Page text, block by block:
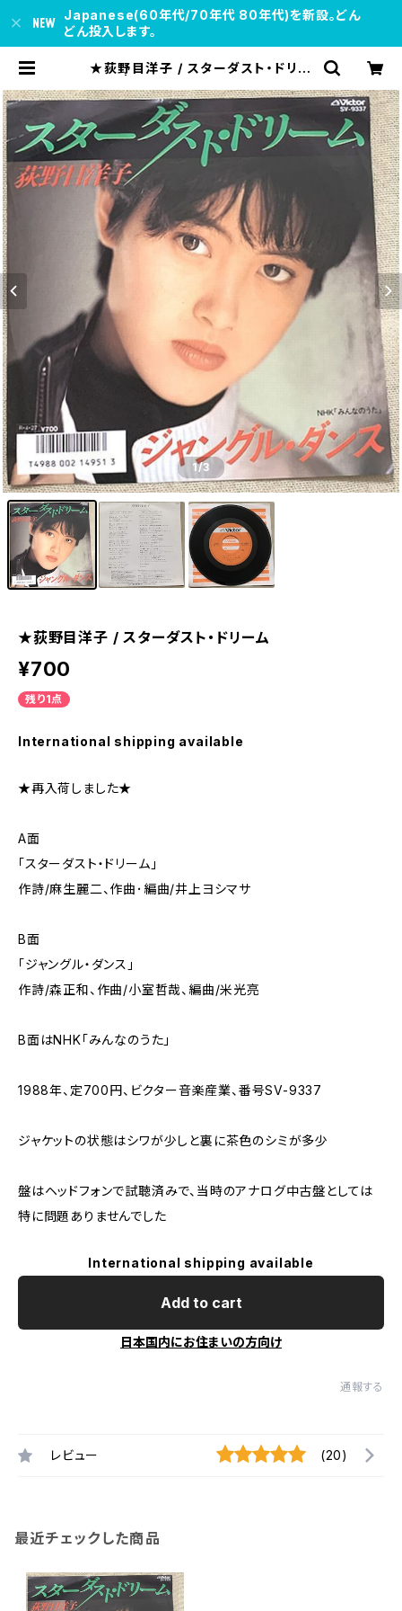
Japanese(60年代/70年代 80年代)を新設。どん
どん投入します。
★荻野目洋子 / スターダスト・ドリー
1/3
★荻野目洋子 / スターダスト・ドリーム
¥700
残り1点
International shipping available
★再入荷しました★
A面
「スターダスト・ドリーム」
作詩/麻生麗二、作曲･編曲/井上ヨシマサ
B面
「ジャングル・ダンス」
作詩/森正和、作曲/小室哲哉、編曲/米光亮
B面はNHK「みんなのうた」
1988年、定700円、ビクター音楽産業、番号SV-9337
ジャケットの状態はシワが少しと裏に茶色のシミが多少
盤はヘッドフォンで試聴済みで、当時のアナログ中古盤としては
特に問題ありませんでした
International shipping available
Add to cart
日本国内にお住まいの方向け
通報する
レビュー (20)
最近チェックした商品